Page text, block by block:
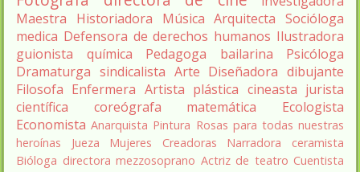
Maestra
Historiadora Música Arquitecta Socióloga
medica Defensora de derechos humanos Ilustradora
guionista
química Pedagoga bailarina
Psicóloga
Dramaturga sindicalista Arte Diseñadora dibujante
Filosofa Enfermera Artista plástica cineasta jurista
científica
coreógrafa matemática
Ecologista
Economista Anarquista Pintura Rosas para todas nuestras
heroínas
Jueza Mujeres Creadoras Narradora
ceramista
Bióloga directora mezzosoprano Actriz de teatro Cuentista